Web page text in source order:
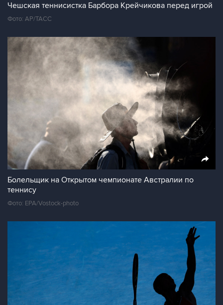
Чешская теннисистка Барбора Крейчикова перед игрой
Фото: АР/ТАСС
Болельщик на Открытом чемпионате Австралии по
теннису
Фото: EPA/Vostock-photo